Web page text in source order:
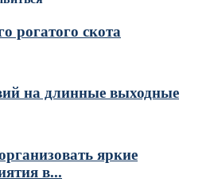
рогатого скота
на длинные выходные
яркие
в...